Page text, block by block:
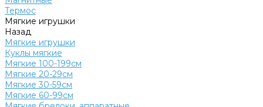
Термос
Мягкие игрушки
Назад
Мягкие игрушки
Куклы мягкие
Мягкие 100-199см
Мягкие 20-29см
Мягкие 30-59см
Мягкие 60-99см